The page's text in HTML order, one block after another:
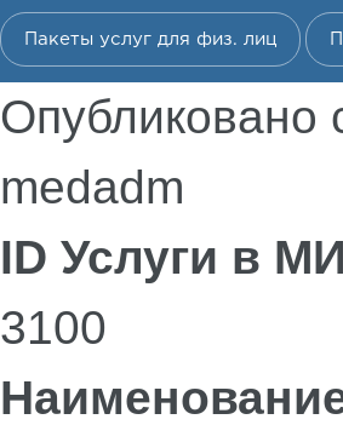
Пакеты услуг для физ. лиц
Опубликовано
medadm
ID Услуги в
3100